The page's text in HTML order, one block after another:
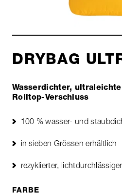
DRYBAG
Wasserdichter,
Rolltop-Verschluss
100 % wasser- und
in sieben Grössen erhältlich
rezyklierter,
FARBE